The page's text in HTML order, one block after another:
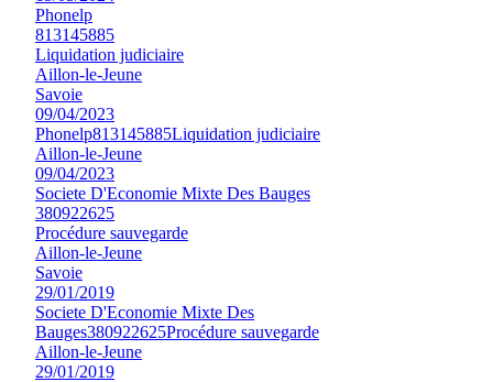
Phonelp
813145885
Liquidation judiciaire
Aillon-le-Jeune
Savoie
09/04/2023
Phonelp813145885Liquidation judiciaire
Aillon-le-Jeune
09/04/2023
Societe D'Economie Mixte Des Bauges
380922625
Procédure sauvegarde
Aillon-le-Jeune
Savoie
29/01/2019
Societe D'Economie Mixte Des
Bauges380922625Procédure sauvegarde
Aillon-le-Jeune
29/01/2019